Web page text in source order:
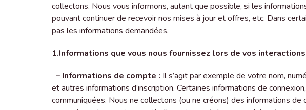
collectons. Nous vous informons, autant que possible, si les
pouvant continuer de recevoir nos mises à jour et offres, etc. Dans
pas les informations demandées.
1.Informations que vous nous fournissez lors de vos
– Informations de compte : Il s’agit par exemple de votre nom,
et autres informations d’inscription. Certaines informations de
communiquées. Nous ne collectons (ou ne créons) des informations